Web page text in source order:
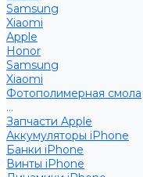
Samsung
Xiaomi
Apple
Honor
Samsung
Xiaomi
Фотополимерная смола
...
Запчасти Apple
Аккумуляторы iPhone
Банки iPhone
Винты iPhone